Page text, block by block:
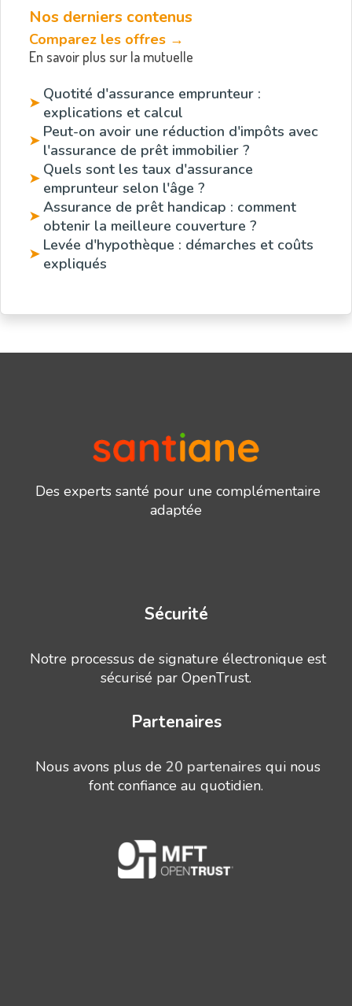
Nos derniers contenus
Comparez les offres →
En savoir plus sur la mutuelle
➤ Quotité d'assurance emprunteur :
explications et calcul
➤ Peut-on avoir une réduction d'impôts avec
l'assurance de prêt immobilier ?
➤ Quels sont les taux d'assurance
emprunteur selon l'âge ?
➤ Assurance de prêt handicap : comment
obtenir la meilleure couverture ?
➤ Levée d'hypothèque : démarches et coûts
expliqués
Des experts santé pour une complémentaire
adaptée
Sécurité
Notre processus de signature électronique est
sécurisé par OpenTrust.
Partenaires
Nous avons plus de 20 partenaires qui nous
font confiance au quotidien.